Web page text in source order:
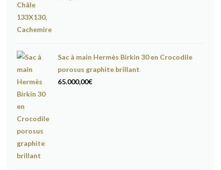
Sac à main Hermès Birkin 30 en Crocodile
porosus graphite brillant
65.000,00€